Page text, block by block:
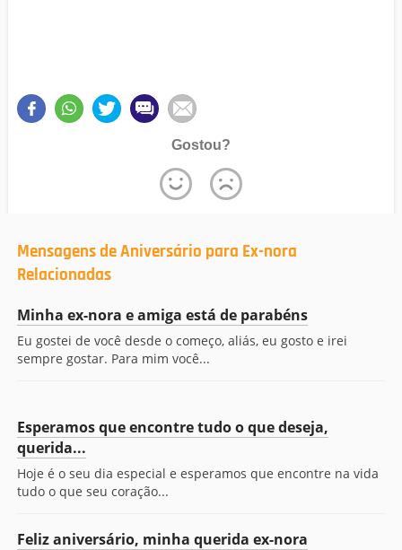
Gostou?
Mensagens de Aniversário para Ex-nora
Relacionadas
Minha ex-nora e amiga está de parabéns
Eu gostei de você desde o começo, aliás, eu gosto e irei
sempre gostar. Para mim você...
Esperamos que encontre tudo o que deseja,
querida...
Hoje é o seu dia especial e esperamos que encontre na vida
tudo o que seu coração...
Feliz aniversário, minha querida ex-nora